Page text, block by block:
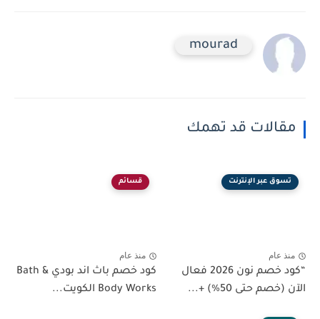
mourad
مقالات قد تهمك
تسوق عبر الإنترنت
منذ عام
“كود خصم نون 2026 فعال
الآن (خصم حتى 50%) +...
قسائم
منذ عام
كود خصم باث اند بودي Bath &
Body Works الكويت...